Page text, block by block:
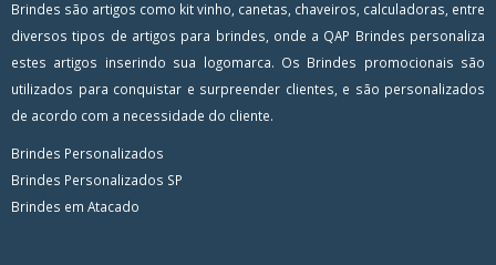
Brindes são artigos como kit vinho, canetas, chaveiros, calculadoras, entre
diversos tipos de artigos para brindes, onde a QAP Brindes personaliza
estes artigos inserindo sua logomarca. Os Brindes promocionais são
utilizados para conquistar e surpreender clientes, e são personalizados
de acordo com a necessidade do cliente.
Brindes Personalizados
Brindes Personalizados SP
Brindes em Atacado